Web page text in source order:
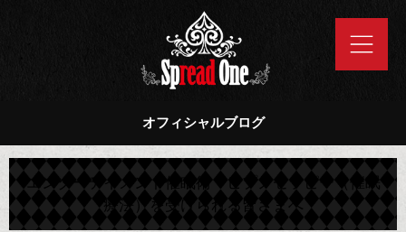
オフィシャルブログ
エンターテイメント催眠術・ヒプノセラピー（催眠
療法）を受けられる皆さまへ